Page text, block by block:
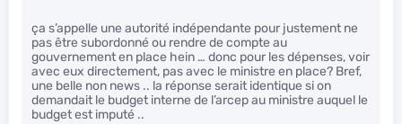
ça s’appelle une autorité indépendante pour justement ne
pas être subordonné ou rendre de compte au
gouvernement en place hein … donc pour les dépenses, voir
avec eux directement, pas avec le ministre en place? Bref,
une belle non news .. la réponse serait identique si on
demandait le budget interne de l’arcep au ministre auquel le
budget est imputé ..